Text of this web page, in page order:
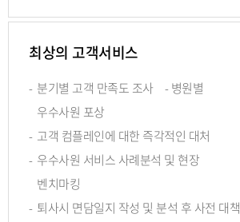
최상의 고객서비스
- 분기별 고객 만족도 조사 - 병원별
우수사원 포상
- 고객 컴플레인에 대한 즉각적인 대처
- 우수사원 서비스 사례분석 및 현장
벤치마킹
- 퇴사시 면담일지 작성 및 분석 후 사전 대책